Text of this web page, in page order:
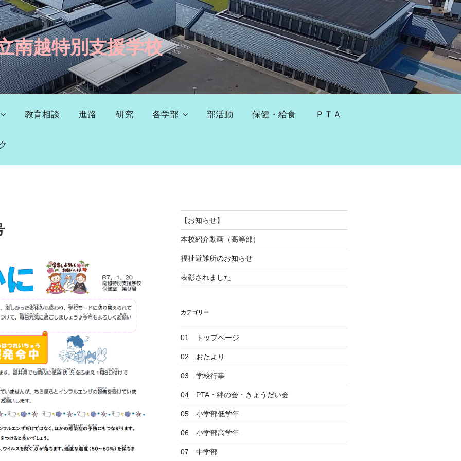
南越特別支援学校
教育相談 進路 研究 各学部 部活動 保健・給食 ＰＴＡ
【お知らせ】
本校紹介動画（高等部）
福祉避難所のお知らせ
表彰されました
カテゴリー
01 トップページ
02 おたより
03 学校行事
04 PTA・絆の会・きょうだい会
05 小学部低学年
06 小学部高学年
07 中学部